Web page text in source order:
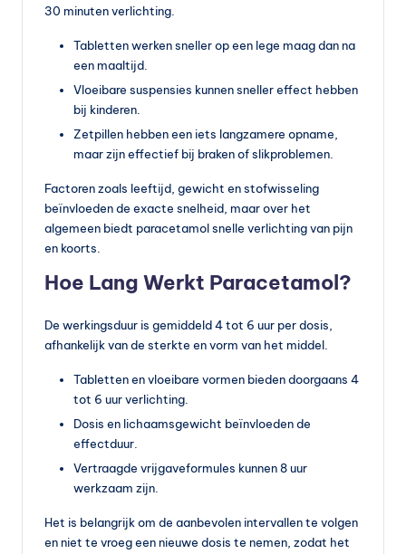
30 minuten verlichting.
Tabletten werken sneller op een lege maag dan na
een maaltijd.
Vloeibare suspensies kunnen sneller effect hebben
bij kinderen.
Zetpillen hebben een iets langzamere opname,
maar zijn effectief bij braken of slikproblemen.
Factoren zoals leeftijd, gewicht en stofwisseling
beïnvloeden de exacte snelheid, maar over het
algemeen biedt paracetamol snelle verlichting van pijn
en koorts.
Hoe Lang Werkt Paracetamol?
De werkingsduur is gemiddeld 4 tot 6 uur per dosis,
afhankelijk van de sterkte en vorm van het middel.
Tabletten en vloeibare vormen bieden doorgaans 4
tot 6 uur verlichting.
Dosis en lichaamsgewicht beïnvloeden de
effectduur.
Vertraagde vrijgaveformules kunnen 8 uur
werkzaam zijn.
Het is belangrijk om de aanbevolen intervallen te volgen
en niet te vroeg een nieuwe dosis te nemen, zodat het